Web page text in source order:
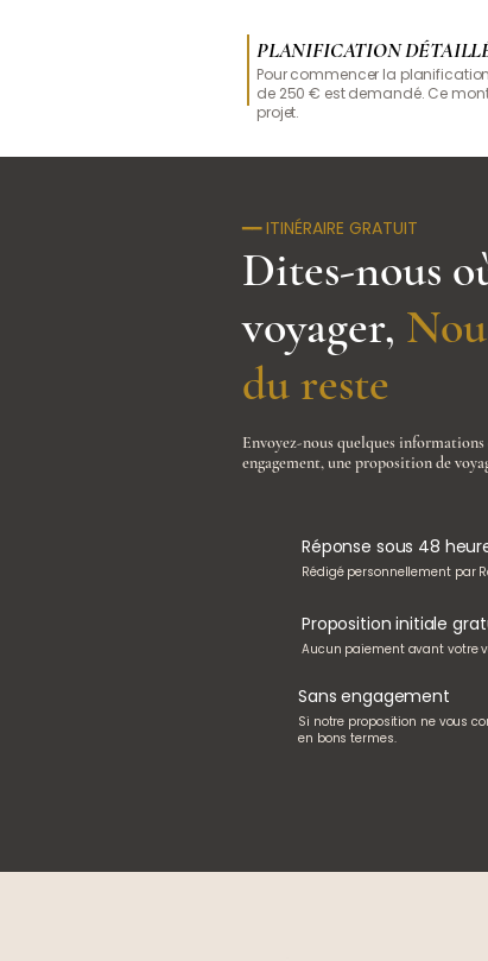
PLANIFICATION
Pour commencer la
de 250 € est demandé.​ Ce
projet.
━━ ITINÉRAIRE GRATUIT
Dites-nous
voyager,
du reste
Envoyez-nous quelques
engagement, une proposition de
Réponse sous 48
Rédigé personnellement par
Proposition initiale
Aucun paiement avant votre
Sans engagement
Si notre proposition ne vous
en bons termes.